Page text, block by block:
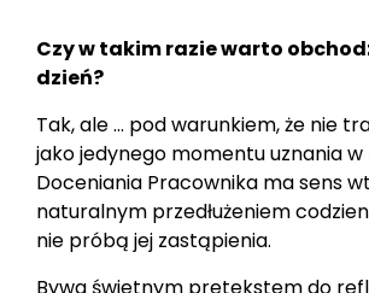
Czy w takim razie warto
dzień?
Tak, ale … pod warunkiem, że nie
jako jedynego momentu uznania w
Doceniania Pracownika ma sens
naturalnym przedłużeniem
nie próbą jej zastąpienia.